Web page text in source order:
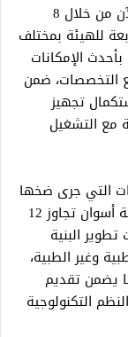
وأضاف أنه جرى تقديم هذه الخدمات حتى الآن من خلال 8
تابعة للهيئة بمختلف
الإمكانات
التخصصات، ضمن
تجهيز
مع التشغيل
التي جرى ضخها
في منظومة التأمين الصحي الشامل بمحافظة أسوان تجاوز 12
البنية
وغير الطبية،
يضمن تقديم
التكنولوجية